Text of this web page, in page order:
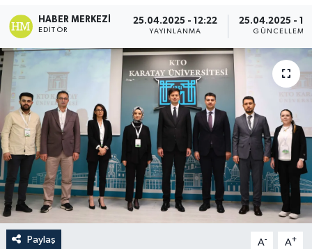
HABER MERKEZI
EDITÖR
25.04.2025 - 12:22
YAYINLANMA
25.04.2025 -
GÜNCELLEME
Paylaş A- A+